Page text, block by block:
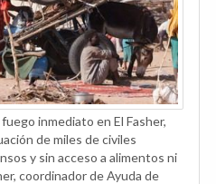
inmediato en El Fasher,
de miles de civiles
y sin acceso a alimentos ni
coordinador de Ayuda de